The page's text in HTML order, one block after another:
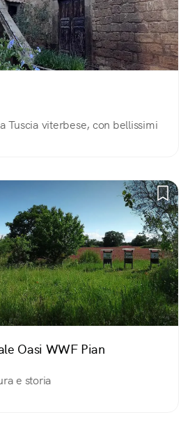
Tuscia viterbese, con bellissimi
Oasi WWF Pian
e storia